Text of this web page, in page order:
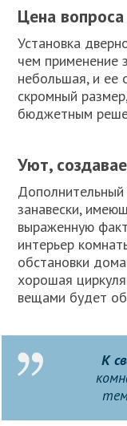
Цена вопроса
Установка
чем применение
небольшая, и ее
скромный
бюджетным
Уют,
занавески,
выраженную
интерьер
обстановки
хорошая
вещами будет
К